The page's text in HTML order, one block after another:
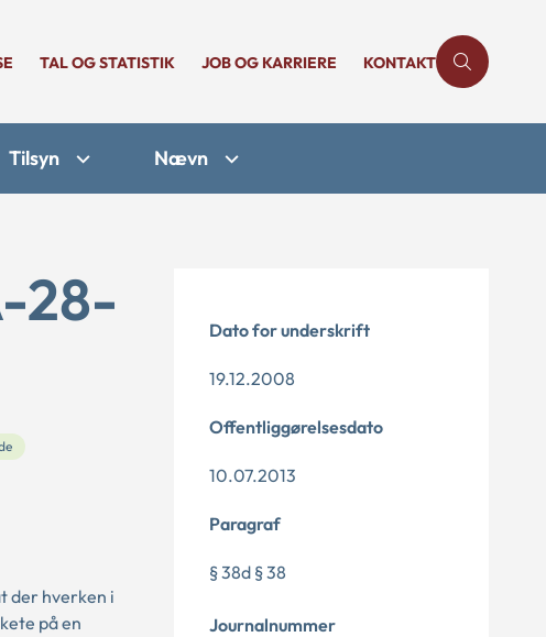
TAL OG STATISTIK JOB OG KARRIERE KONTAKT
Tilsyn Nævn
28-
der hverken i
på en
Dato for underskrift
19.12.2008
Offentliggørelsesdato
10.07.2013
Paragraf
§ 38d § 38
Journalnummer